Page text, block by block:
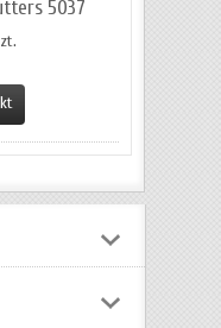
5037